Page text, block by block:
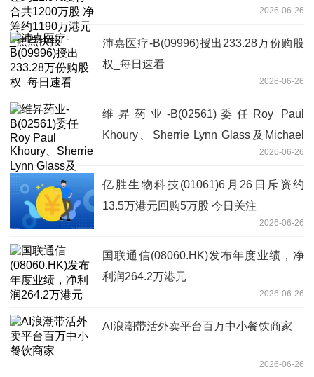
2026-06-26
沛嘉医疗-B(09996)授出233.28万份购股
权_每日速看
2026-06-26
维昇药业-B(02561)委任Roy Paul
Khoury、Sherrie Lynn Glass及Michael
J. Chang为非执行董事 每日动态2026-06-26
亿胜生物科技(01061)6月26日斥资约
13.5万港元回购5万股 今日关注
2026-06-26
国联通信(08060.HK)发布年度业绩，净
利润264.2万港元
2026-06-26
AI浪潮带活外卖平台百万中小餐饮商家
2026-06-26